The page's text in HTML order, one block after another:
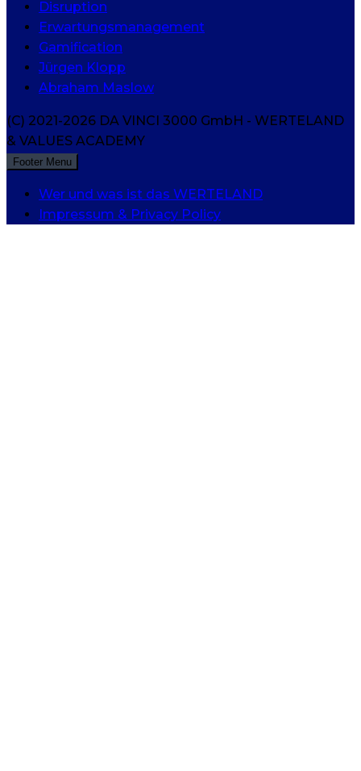
Disruption
Erwartungsmanagement
Gamification
Jürgen Klopp
Abraham Maslow
(C) 2021-2026 DA VINCI 3000 GmbH - WERTELAND
& VALUES ACADEMY
Footer Menu
Wer und was ist das WERTELAND
Impressum & Privacy Policy